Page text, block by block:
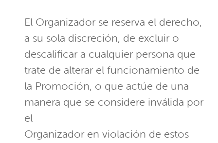
El Organizador se reserva el derecho,
a su sola discreción, de excluir o
descalificar a cualquier persona que
trate de alterar el funcionamiento de
la Promoción, o que actúe de una
manera que se considere inválida por
el
Organizador en violación de estos